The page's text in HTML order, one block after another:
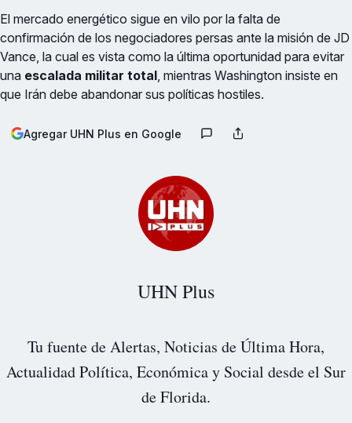
El mercado energético sigue en vilo por la falta de
confirmación de los negociadores persas ante la misión de JD
Vance, la cual es vista como la última oportunidad para evitar
una escalada militar total, mientras Washington insiste en
que Irán debe abandonar sus políticas hostiles.
Agregar UHN Plus en Google
UHN Plus
Tu fuente de Alertas, Noticias de Última Hora,
Actualidad Política, Económica y Social desde el Sur
de Florida.